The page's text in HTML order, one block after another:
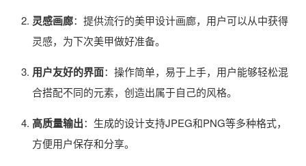
灵感画廊：提供流行的美甲设计画廊，用户可以从中获得
灵感，为下次美甲做好准备。
用户友好的界面：操作简单，易于上手，用户能够轻松混
合搭配不同的元素，创造出属于自己的风格。
高质量输出：生成的设计支持JPEG和PNG等多种格式，
方便用户保存和分享。